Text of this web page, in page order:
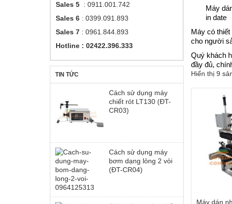
Máy
in date
Máy có
cho người
Quý khách
đầy đủ,
Hiển thị 9
Máy dán
Sales 5 : 0911.001.742
Sales 6 : 0399.091.893
Sales 7 : 0961.844.893
Hotline : 02422.396.333
TIN TỨC
Cách sử dụng máy
chiết rót LT130 (ĐT-
CR03)
Cách sử dụng máy
bơm dạng lỏng 2 vòi
(ĐT-CR04)